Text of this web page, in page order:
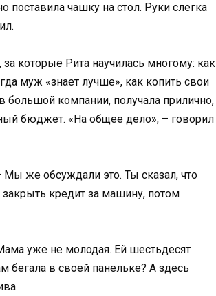
чашку на стол. Руки слегка
которые Рита научилась многому: как
муж «знает лучше», как копить свои
большой компании, получала прилично,
бюджет. «На общее дело», – говорил
Мы же обсуждали это. Ты сказал, что
кредит за машину, потом
уже не молодая. Ей шестьдесят
бегала в своей панельке? А здесь